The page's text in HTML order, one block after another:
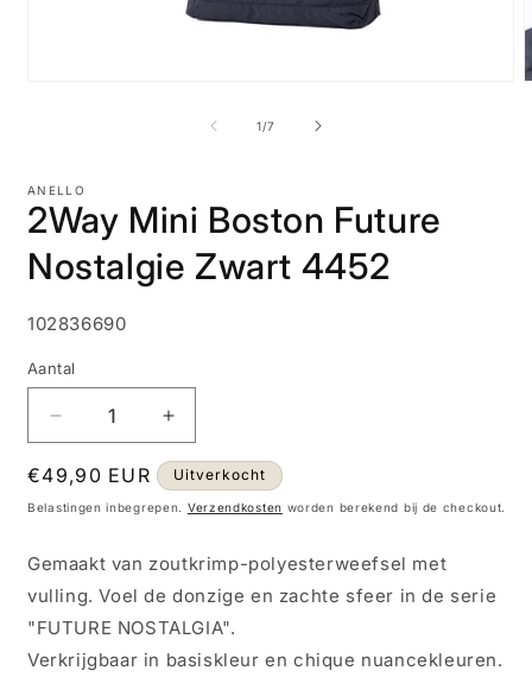
1/van
7
ANELLO
2Way Mini Boston Future
Nostalgie Zwart 4452
SKU:
102836690
Aantal
Aantal
verlagen
voor
2Way
Future
Nostalgie
Zwart
4452
Aantal
verhogen
voor
2Way
Future
Nostalgie
Zwart
4452
Normale
prijs
€49,90 EUR Uitverkocht
Belastingen inbegrepen. Verzendkosten worden berekend bij de checkout.
Gemaakt van zoutkrimp-polyesterweefsel met
vulling. Voel de donzige en zachte sfeer in de serie
"FUTURE NOSTALGIA".
Verkrijgbaar in basiskleur en chique nuancekleuren.